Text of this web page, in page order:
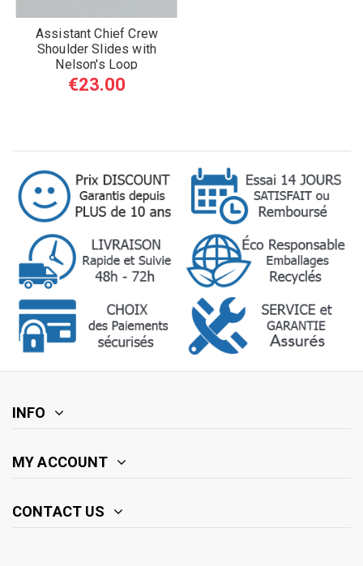
Assistant Chief Crew
Shoulder Slides with
Nelson's Loop
€23.00
INFO
MY ACCOUNT
CONTACT US